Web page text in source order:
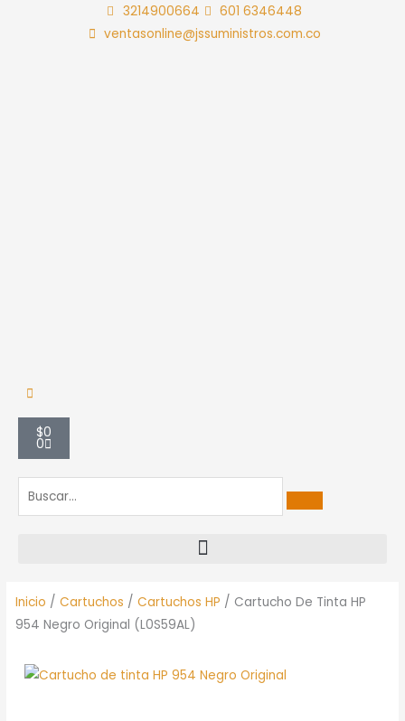
3214900664
601 6346448
ventasonline@jssuministros.com.co
$0
0
Carrito
Inicio /Cartuchos /Cartuchos HP / Cartucho De Tinta HP
954 Negro Original (L0S59AL)